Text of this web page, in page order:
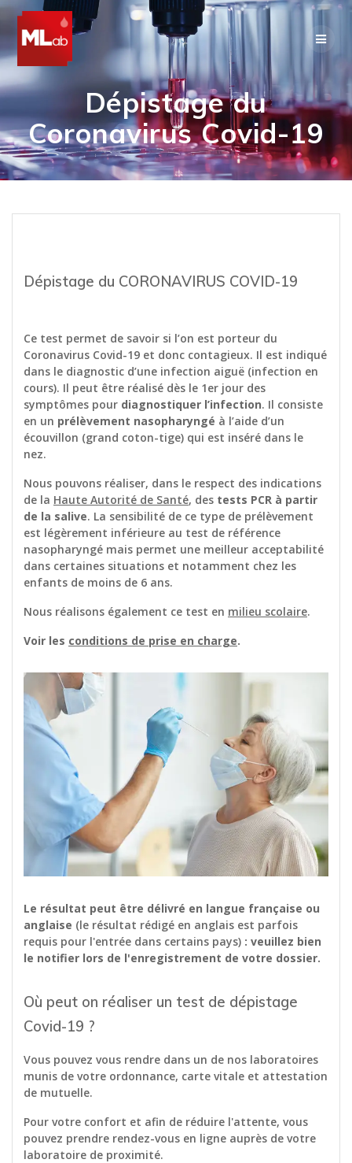
Skip
to
content
Dépistage du
Coronavirus Covid-19
Dépistage du CORONAVIRUS COVID-19
Ce test permet de savoir si l’on est porteur du
Coronavirus Covid-19 et donc contagieux. Il est indiqué
dans le diagnostic d’une infection aiguë (infection en
cours). Il peut être réalisé dès le 1er jour des
symptômes pour diagnostiquer l’infection. Il consiste
en un prélèvement nasopharyngé à l’aide d’un
écouvillon (grand coton-tige) qui est inséré dans le
nez.
Nous pouvons réaliser, dans le respect des indications
de la Haute Autorité de Santé, des tests PCR à partir
de la salive. La sensibilité de ce type de prélèvement
est légèrement inférieure au test de référence
nasopharyngé mais permet une meilleur acceptabilité
dans certaines situations et notamment chez les
enfants de moins de 6 ans.
Nous réalisons également ce test en milieu scolaire.
Voir les conditions de prise en charge.
Le résultat peut être délivré en langue française ou
anglaise (le résultat rédigé en anglais est parfois
requis pour l'entrée dans certains pays) : veuillez bien
le notifier lors de l'enregistrement de votre dossier.
Où peut on réaliser un test de dépistage
Covid-19 ?
Vous pouvez vous rendre dans un de nos laboratoires
munis de votre ordonnance, carte vitale et attestation
de mutuelle.
Pour votre confort et afin de réduire l'attente, vous
pouvez prendre rendez-vous en ligne auprès de votre
laboratoire de proximité.